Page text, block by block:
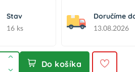
Stav
16 ks
Doručíme
13.08.2026
Do košíka